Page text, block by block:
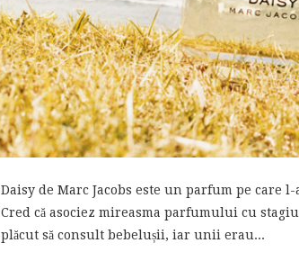
Daisy de Marc Jacobs este un parfum pe care
Cred că asociez mireasma parfumului cu
plăcut să consult bebelușii, iar unii erau...